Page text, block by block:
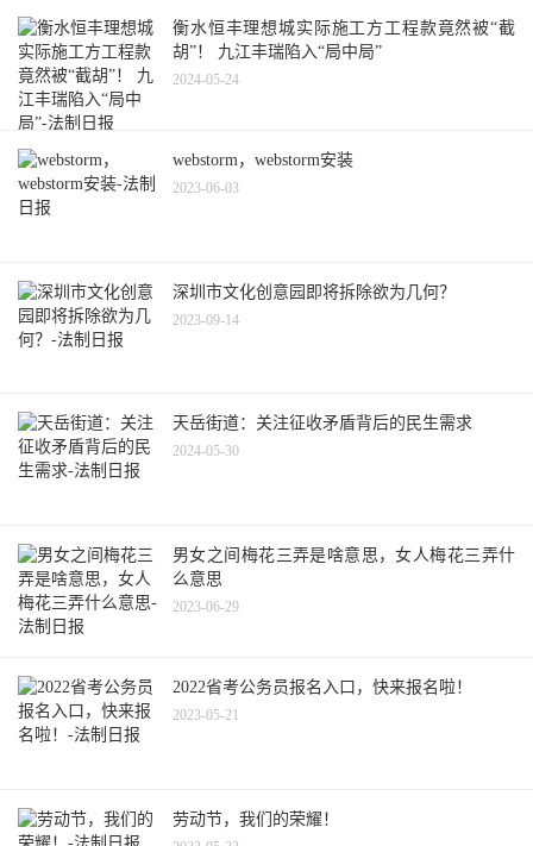
衡水恒丰理想城实际施工方工程款竟然被“截
胡”！ 九江丰瑞陷入“局中局”
2024-05-24
webstorm，webstorm安装
2023-06-03
深圳市文化创意园即将拆除欲为几何？
2023-09-14
天岳街道：关注征收矛盾背后的民生需求
2024-05-30
男女之间梅花三弄是啥意思，女人梅花三弄什
么意思
2023-06-29
2022省考公务员报名入口，快来报名啦！
2023-05-21
劳动节，我们的荣耀！